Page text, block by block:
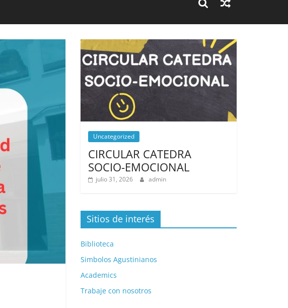
Uncategorized
CIRCULAR CATEDRA
SOCIO-EMOCIONAL
julio 31, 2026 admin
Sitios de interés
Biblioteca
Simbolos Agustinianos
Academics
Trabaje con nosotros